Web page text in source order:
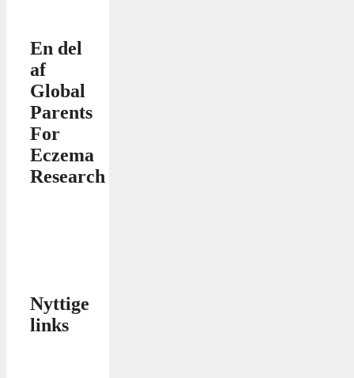
En del
af
Global
Parents
For
Eczema
Research
Nyttige
links